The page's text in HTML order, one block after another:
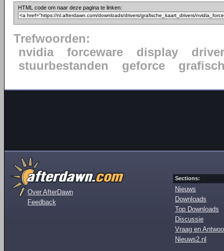
HTML code om naar deze pagina te linken:
Trefwoorden:
nvidia
forceware display
driver
stuurbestanden
geforce
Over AfterDawn
Feedback
Sections:
Nieuws
Downloads
Top Downloads
Discussie
Vraag en
Nieuws2.nl